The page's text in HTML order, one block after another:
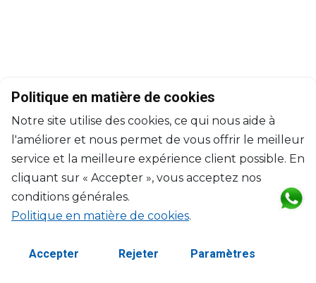
Politique en matière de cookies
Notre site utilise des cookies, ce qui nous aide à
l'améliorer et nous permet de vous offrir le meilleur
service et la meilleure expérience client possible. En
cliquant sur « Accepter », vous acceptez nos
conditions générales.
Politique en matière de cookies.
Accepter Rejeter Paramètres